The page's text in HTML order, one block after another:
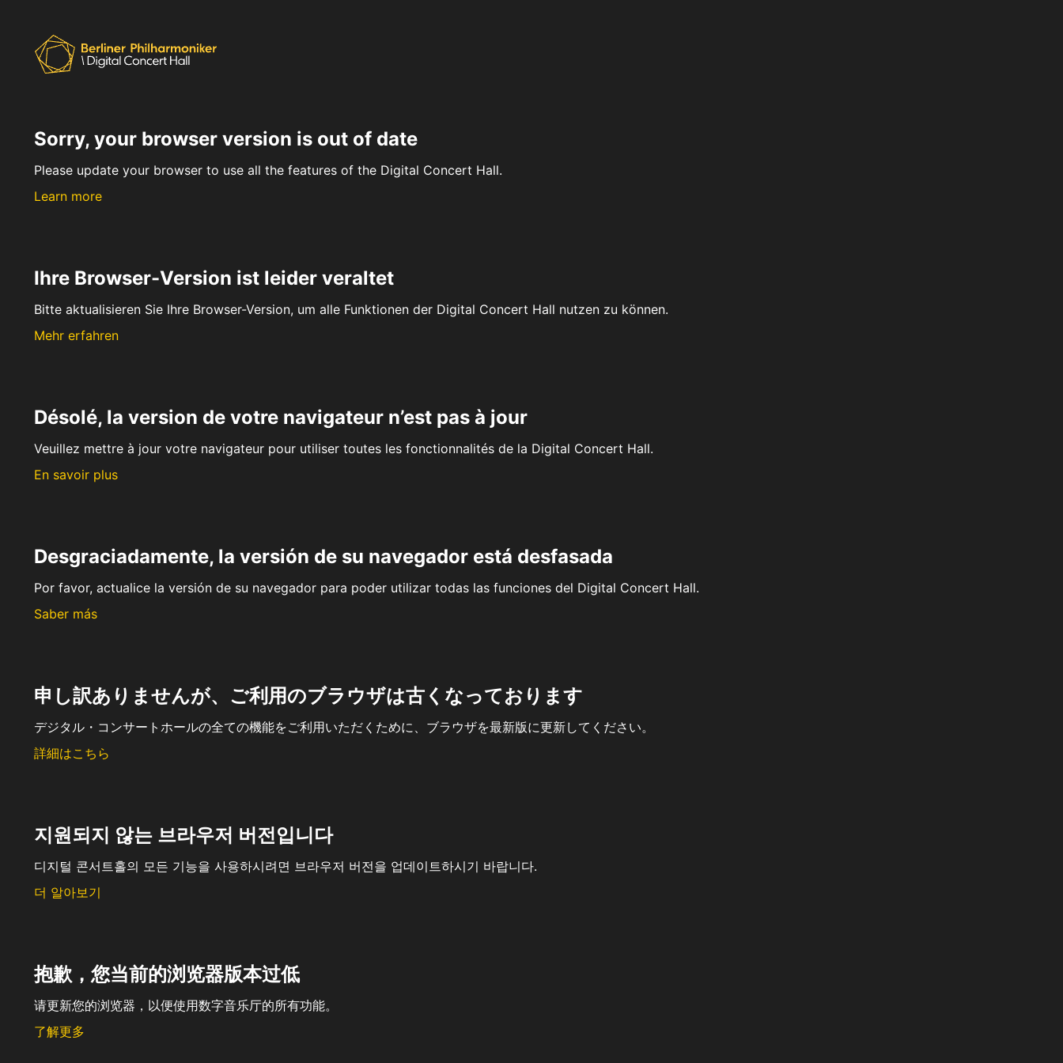
Sorry, your browser version is out of date
Please update your browser to use all the features of the Digital Concert Hall.
Learn more
Ihre Browser-Version ist leider veraltet
Bitte aktualisieren Sie Ihre Browser-Version, um alle Funktionen der Digital Concert Hall nutzen zu können.
Mehr erfahren
Désolé, la version de votre navigateur n’est pas à jour
Veuillez mettre à jour votre navigateur pour utiliser toutes les fonctionnalités de la Digital Concert Hall.
En savoir plus
Desgraciadamente, la versión de su navegador está desfasada
Por favor, actualice la versión de su navegador para poder utilizar todas las funciones del Digital Concert Hall.
Saber más
申し訳ありませんが、ご利用のブラウザは古くなっております
デジタル・コンサートホールの全ての機能をご利用いただくために、ブラウザを最新版に更新してください。
詳細はこちら
지원되지 않는 브라우저 버전입니다
디지털 콘서트홀의 모든 기능을 사용하시려면 브라우저 버전을 업데이트하시기 바랍니다.
더 알아보기
抱歉，您当前的浏览器版本过低
请更新您的浏览器，以便使用数字音乐厅的所有功能。
了解更多